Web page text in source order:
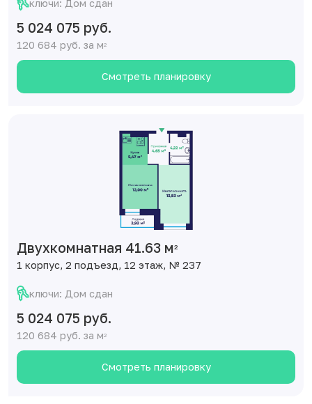
ключи: Дом сдан
5 024 075 руб.
120 684 руб. за м2
Смотреть планировку
Двухкомнатная 41.63 м2
1 корпус, 2 подъезд, 12 этаж, № 237
ключи: Дом сдан
5 024 075 руб.
120 684 руб. за м2
Смотреть планировку